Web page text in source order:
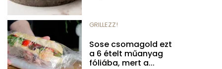
GRILLEZZ!
Sose csomagold ezt
a 6 ételt műanyag
fóliába, mert a...